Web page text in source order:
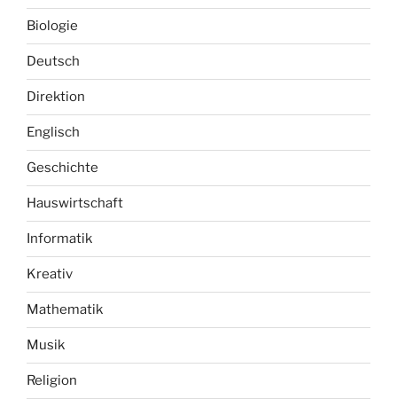
Biologie
Deutsch
Direktion
Englisch
Geschichte
Hauswirtschaft
Informatik
Kreativ
Mathematik
Musik
Religion